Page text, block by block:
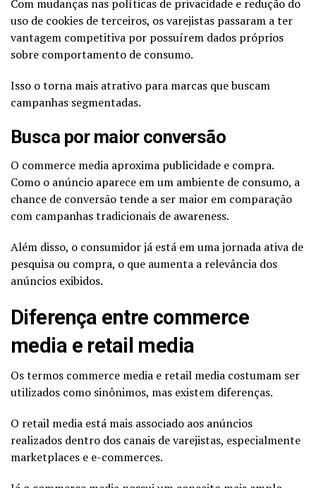
Com mudanças nas políticas de privacidade e redução do
uso de cookies de terceiros, os varejistas passaram a ter
vantagem competitiva por possuírem dados próprios
sobre comportamento de consumo.
Isso o torna mais atrativo para marcas que buscam
campanhas segmentadas.
Busca por maior conversão
O commerce media aproxima publicidade e compra.
Como o anúncio aparece em um ambiente de consumo, a
chance de conversão tende a ser maior em comparação
com campanhas tradicionais de awareness.
Além disso, o consumidor já está em uma jornada ativa de
pesquisa ou compra, o que aumenta a relevância dos
anúncios exibidos.
Diferença entre commerce
media e retail media
Os termos commerce media e retail media costumam ser
utilizados como sinônimos, mas existem diferenças.
O retail media está mais associado aos anúncios
realizados dentro dos canais de varejistas, especialmente
marketplaces e e-commerces.